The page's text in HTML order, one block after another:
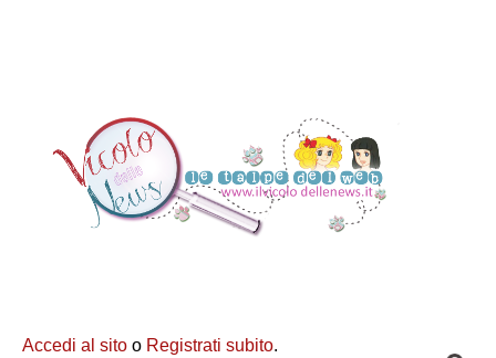
Accedi al sito o Registrati subito.